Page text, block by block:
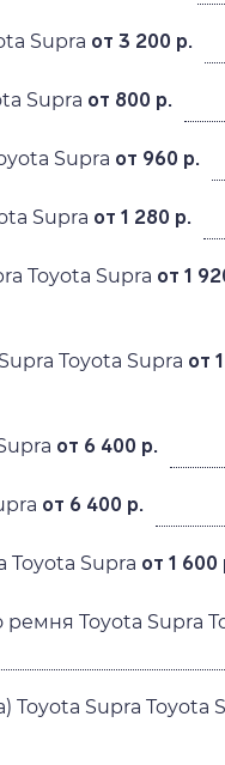
Supra от 3 200 р.
Supra от 800 р.
Supra от 960 р.
Supra от 1 280 р.
Toyota Supra от 1
Toyota Supra от
от 6 400 р.
от 6 400 р.
Supra от 1 600
Toyota Supra
Supra Toyota